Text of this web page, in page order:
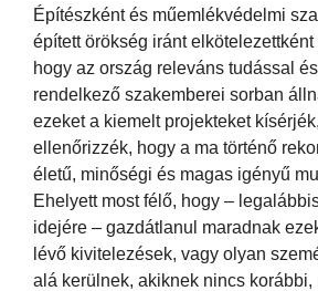
Építészként és műemlékvédelmi
épített örökség iránt
hogy az ország releváns tudással
rendelkező szakemberei sorban
ezeket a kiemelt projekteket
ellenőrizzék, hogy a ma történő
életű, minőségi és magas igényű
Ehelyett most félő, hogy –
idejére – gazdátlanul maradnak
lévő kivitelezések, vagy olyan
alá kerülnek, akiknek nincs korábbi,